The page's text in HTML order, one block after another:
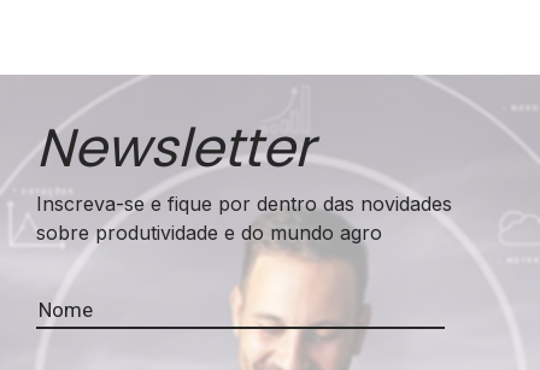
Newsletter
Inscreva-se e fique por dentro das novidades
sobre produtividade e do mundo agro